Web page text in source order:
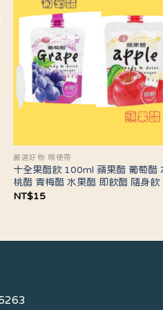
嚴選好物 順便帶
十全果醋飲 100ml 蘋果醋 葡萄醋
桃醋 青梅醋 水果醋 即飲醋 隨身飲
NT$15